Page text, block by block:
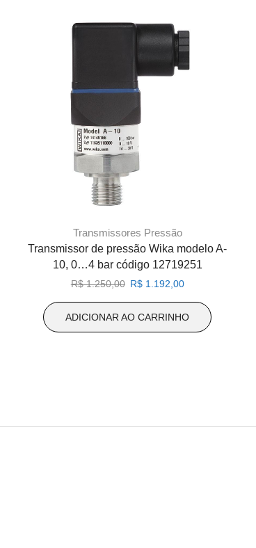
Transmissores Pressão
Transmissor de pressão Wika modelo A-
10, 0…4 bar código 12719251
R$1.250,00 O
original
R$1.192,00O
atual
ADICIONAR AO CARRINHO